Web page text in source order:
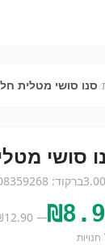
›
סושי
3.00ברקוד:
₪
— ₪
12.90
חנויות